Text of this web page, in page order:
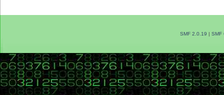
SMF 2.0.19 SMF